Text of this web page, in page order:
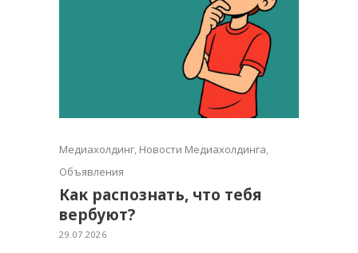
Медиахолдинг, Новости Медиахолдинга,
Объявления
Как распознать, что тебя
вербуют?
29.07.2026